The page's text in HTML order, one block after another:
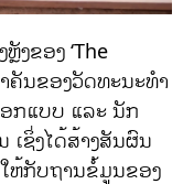
ງຂອງ ‘The
ຄັນຂອງວັດທະນະທຳ
ອກແບບ ແລະ ນັກ
ເຊິ່ງໄດ້ສ້າງສັນຜົນ
ຫ້ກັບຖານຂໍ້ມູນຂອງ